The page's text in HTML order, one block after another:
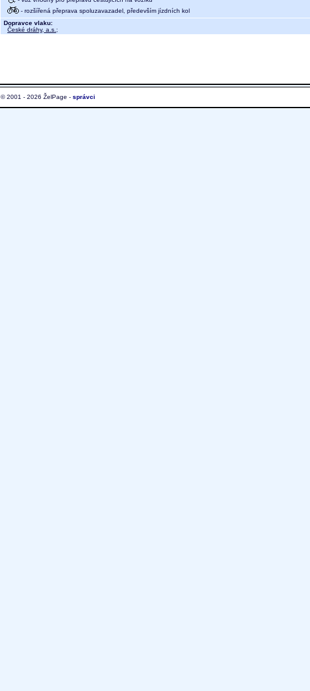
- rozšířená přeprava spoluzavazadel, především jízdních kol
Dopravce vlaku:
České dráhy, a.s. ;
© 2001 - 2026 ŽelPage - správci